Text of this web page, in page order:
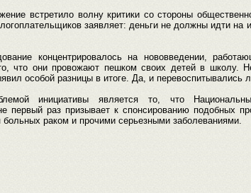
встретило волну критики со стороны
заявляет: деньги не должны идти на
концентрировалось на нововведении,
что они провожают пешком своих детей в школу.
особой разницы в итоге. Да, и перевоспитывались
инициативы является то, что
первый раз призывает к спонсированию подобных
раком и прочими серьезными заболеваниями.